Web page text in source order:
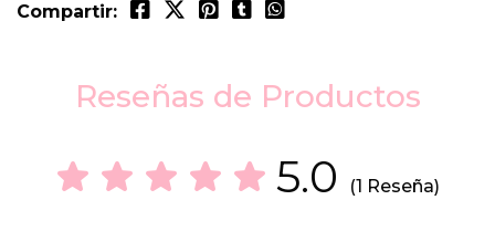
Compartir:
Reseñas de Productos
5.0 (1 Reseña)